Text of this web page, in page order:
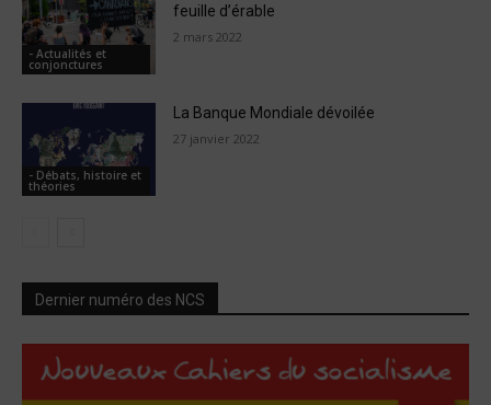
- Actualités et
conjonctures
feuille d’érable
2 mars 2022
- Débats, histoire et
théories
La Banque Mondiale dévoilée
27 janvier 2022
Dernier numéro des NCS